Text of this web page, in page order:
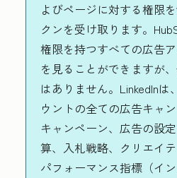
よびページに対する権限
クンを受け取ります。
権限を持つすべての広告
を見ることができますが
はありません。LinkedInは
ウントの全ての広告キャ
キャンペーン、広告の設
算、入札戦略、クリエイ
パフォーマンス指標（イ